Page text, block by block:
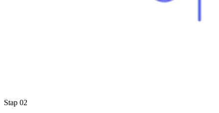
Stap 02